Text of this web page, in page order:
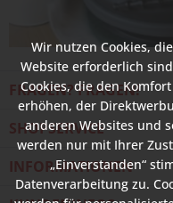
FRAGEN? FRAGEN!
SHOPSERVICE
INFORMATIONEN
Wir nutzen Cookies,
Website erforderlich
Cookies, die den
erhöhen, der
anderen Websites und
werden nur mit Ihrer
„Einverstanden“
Datenverarbeitung zu.